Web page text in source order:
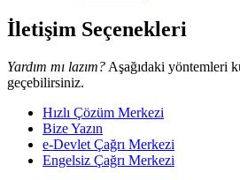
İletişim Seçenekleri
Yardım mı lazım? Aşağıdaki yöntemleri
geçebilirsiniz.
Hızlı Çözüm Merkezi
Bize Yazın
e-Devlet Çağrı Merkezi
Engelsiz Çağrı Merkezi